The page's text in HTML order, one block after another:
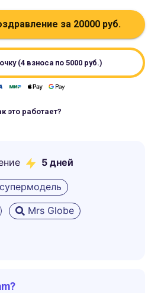
за 20000руб.
(4 взноса по 5000 руб.)
это работает?
5 дней
супермодель
Mrs Globe